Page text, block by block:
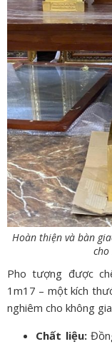
Hoàn thiện và bàn
Pho tượng được
1m17 – một kích
nghiêm cho không
Chất liệu: